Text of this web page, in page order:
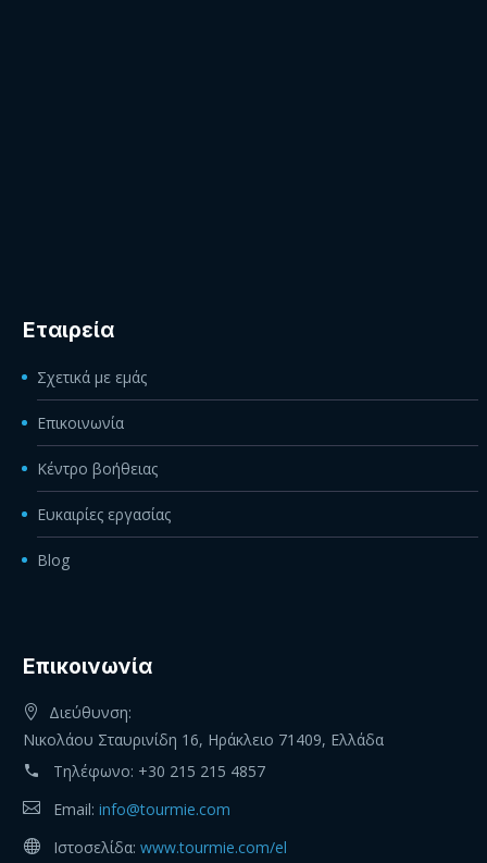
Εταιρεία
Σχετικά με εμάς
Επικοινωνία
Κέντρο βοήθειας
Ευκαιρίες εργασίας
Blog
Eπικοινωνία
Διεύθυνση:
Νικολάου Σταυρινίδη 16, Ηράκλειο 71409, Ελλάδα
Τηλέφωνο: +30 215 215 4857
Email: info@tourmie.com
Ιστοσελίδα: www.tourmie.com/el